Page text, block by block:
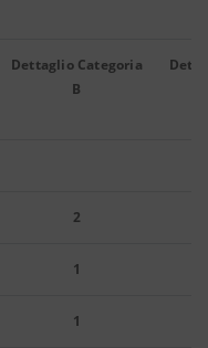
Dettaglio Categoria
B
2
1
1